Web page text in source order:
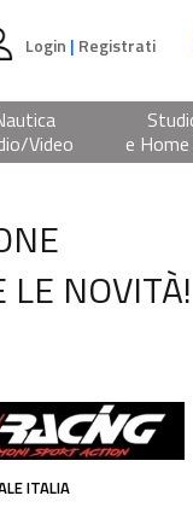
Login | Registrati
Video
e
NOVITÀ!
ITALIA